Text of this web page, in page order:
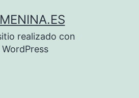
realizado con
WordPress